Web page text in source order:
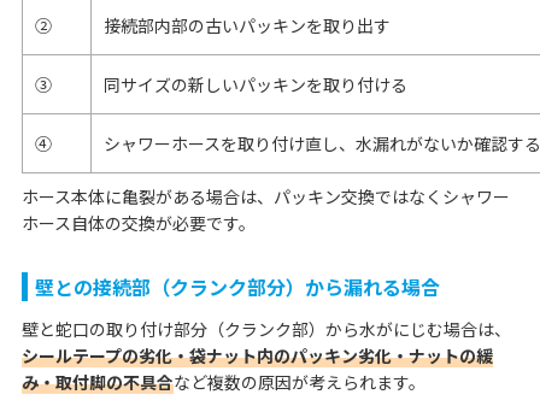
② 接続部内部の古いパッキンを取り出す
③ 同サイズの新しいパッキンを取り付ける
④ シャワーホースを取り付け直し、水漏れがないか確認す
ホース本体に亀裂がある場合は、パッキン交換ではなくシャワー
ホース自体の交換が必要です。
壁との接続部（クランク部分）から漏れる場合
壁と蛇口の取り付け部分（クランク部）から水がにじむ場合は、
シールテープの劣化・袋ナット内のパッキン劣化・ナットの緩
み・取付脚の不具合など複数の原因が考えられます。